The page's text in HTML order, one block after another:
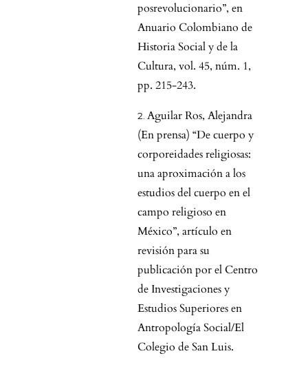
posrevolucionario”, en
Anuario Colombiano de
Historia Social y de la
Cultura, vol. 45, núm. 1,
pp. 215-243.
Aguilar Ros, Alejandra
(En prensa) “De cuerpo y
corporeidades religiosas:
una aproximación a los
estudios del cuerpo en el
campo religioso en
México”, artículo en
revisión para su
publicación por el Centro
de Investigaciones y
Estudios Superiores en
Antropología Social/El
Colegio de San Luis.